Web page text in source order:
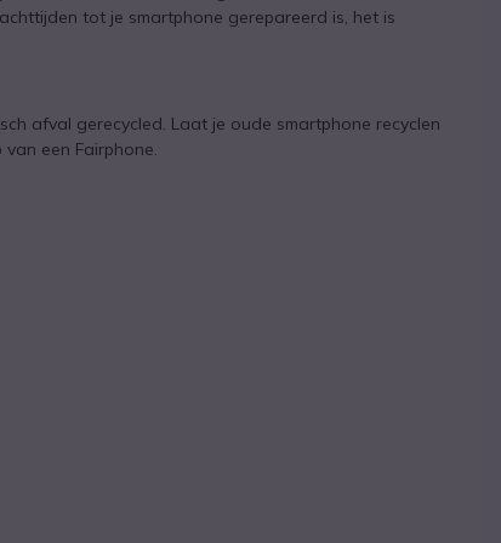
tot je smartphone gerepareerd is, het is
afval gerecycled. Laat je oude smartphone recyclen
een Fairphone.